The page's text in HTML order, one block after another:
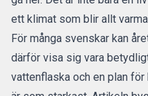
ett klimat som blir allt
För många svenskar kan
därför visa sig vara
vattenflaska och en plan för